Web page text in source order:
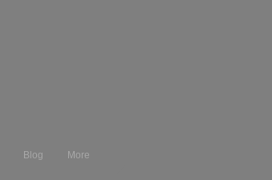
Blog More